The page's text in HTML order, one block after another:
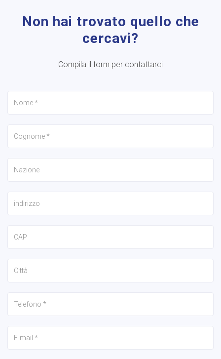
Non hai trovato quello che
cercavi?
Compila il form per contattarci